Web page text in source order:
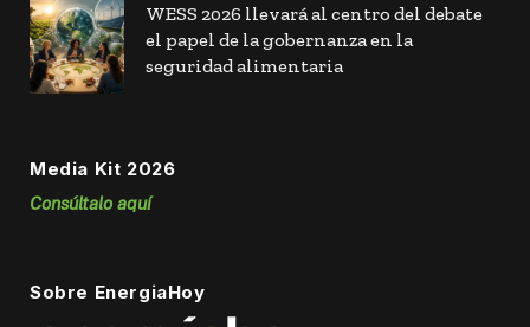
WESS 2026 llevará al centro del debate
el papel de la gobernanza en la
seguridad alimentaria
Media Kit 2026
Consúltalo aquí
Sobre EnergiaHoy